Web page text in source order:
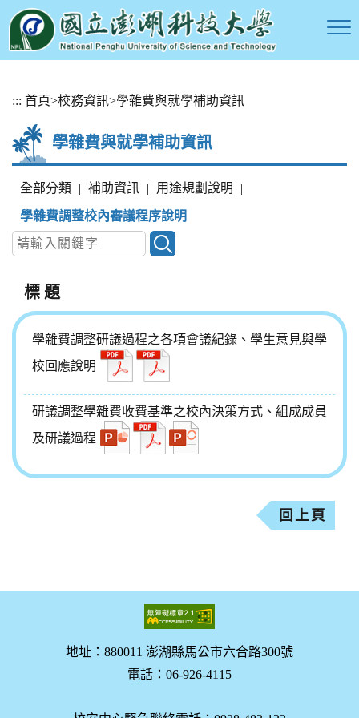
::: 首頁>校務資訊>學雜費與就學補助資訊
學雜費與就學補助資訊
全部分類 | 補助資訊 | 用途規劃說明 |
學雜費調整校內審議程序說明
標 題
學雜費調整研議過程之各項會議紀錄、學生意見與學
校回應說明
研議調整學雜費收費基準之校內決策方式、組成成員
及研議過程
回上頁
地址：880011 澎湖縣馬公市六合路300號
電話：06-926-4115